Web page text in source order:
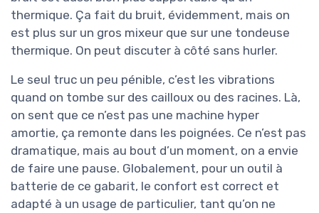
thermique. Ça fait du bruit, évidemment, mais on
est plus sur un gros mixeur que sur une tondeuse
thermique. On peut discuter à côté sans hurler.
Le seul truc un peu pénible, c’est les vibrations
quand on tombe sur des cailloux ou des racines. Là,
on sent que ce n’est pas une machine hyper
amortie, ça remonte dans les poignées. Ce n’est pas
dramatique, mais au bout d’un moment, on a envie
de faire une pause. Globalement, pour un outil à
batterie de ce gabarit, le confort est correct et
adapté à un usage de particulier, tant qu’on ne